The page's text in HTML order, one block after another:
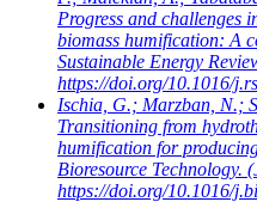
Progress and challenges
biomass humification: A
Sustainable Energy
https://doi.org/10.1016/
Ischia, G.; Marzban, N.;
Transitioning from
humification for
Bioresource Technology.
https://doi.org/10.1016/